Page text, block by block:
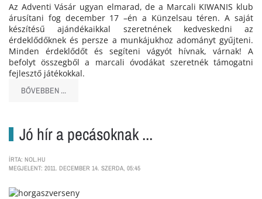
Az Adventi Vásár ugyan elmarad, de a Marcali KIWANIS klub
árusítani fog december 17 –én a Künzelsau téren. A saját
készítésű ajándékaikkal szeretnének kedveskedni az
érdeklődőknek és persze a munkájukhoz adományt gyűjteni.
Minden érdeklődőt és segíteni vágyót hívnak, várnak! A
befolyt összegből a marcali óvodákat szeretnék támogatni
fejlesztő játékokkal.
BŐVEBBEN ...
Jó hír a pecásoknak ...
ÍRTA: NOL.HU
MEGJELENT: 2011. DECEMBER 14. SZERDA, 05:45